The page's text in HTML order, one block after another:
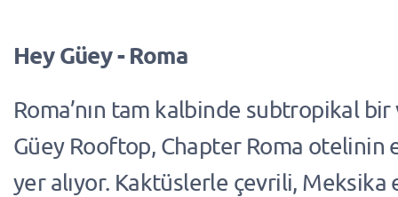
Hey Güey - Roma
Roma’nın tam kalbinde subtropikal
Güey Rooftop, Chapter Roma otelinin
yer alıyor. Kaktüslerle çevrili,